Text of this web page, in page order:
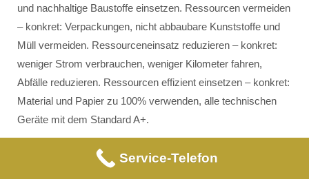
und nachhaltige Baustoffe einsetzen. Ressourcen vermeiden
– konkret: Verpackungen, nicht abbaubare Kunststoffe und
Müll vermeiden. Ressourceneinsatz reduzieren – konkret:
weniger Strom verbrauchen, weniger Kilometer fahren,
Abfälle reduzieren. Ressourcen effizient einsetzen – konkret:
Material und Papier zu 100% verwenden, alle technischen
Geräte mit dem Standard A+.
Service-Telefon